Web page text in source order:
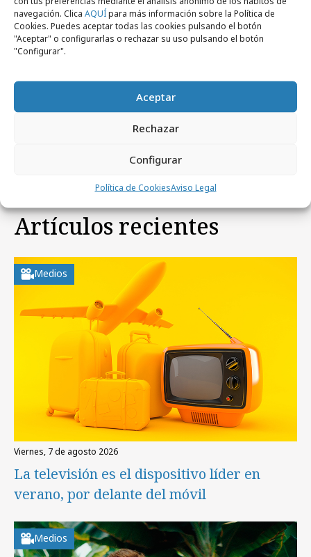
navegación. Clica AQUÍpara más información sobre la Política de
Cookies. Puedes aceptar todas las cookies pulsando el botón
"Aceptar" o configurarlas o rechazar su uso pulsando el botón
"Configurar".
Aceptar
Rechazar
Configurar
Política de CookiesAviso Legal
Noticias Relacionadas
No se han encontrado noticias relacionadas.
Artículos recientes
Medios
viernes, 7 de agosto 2026
La televisión es el dispositivo líder en
verano, por delante del móvil
Medios